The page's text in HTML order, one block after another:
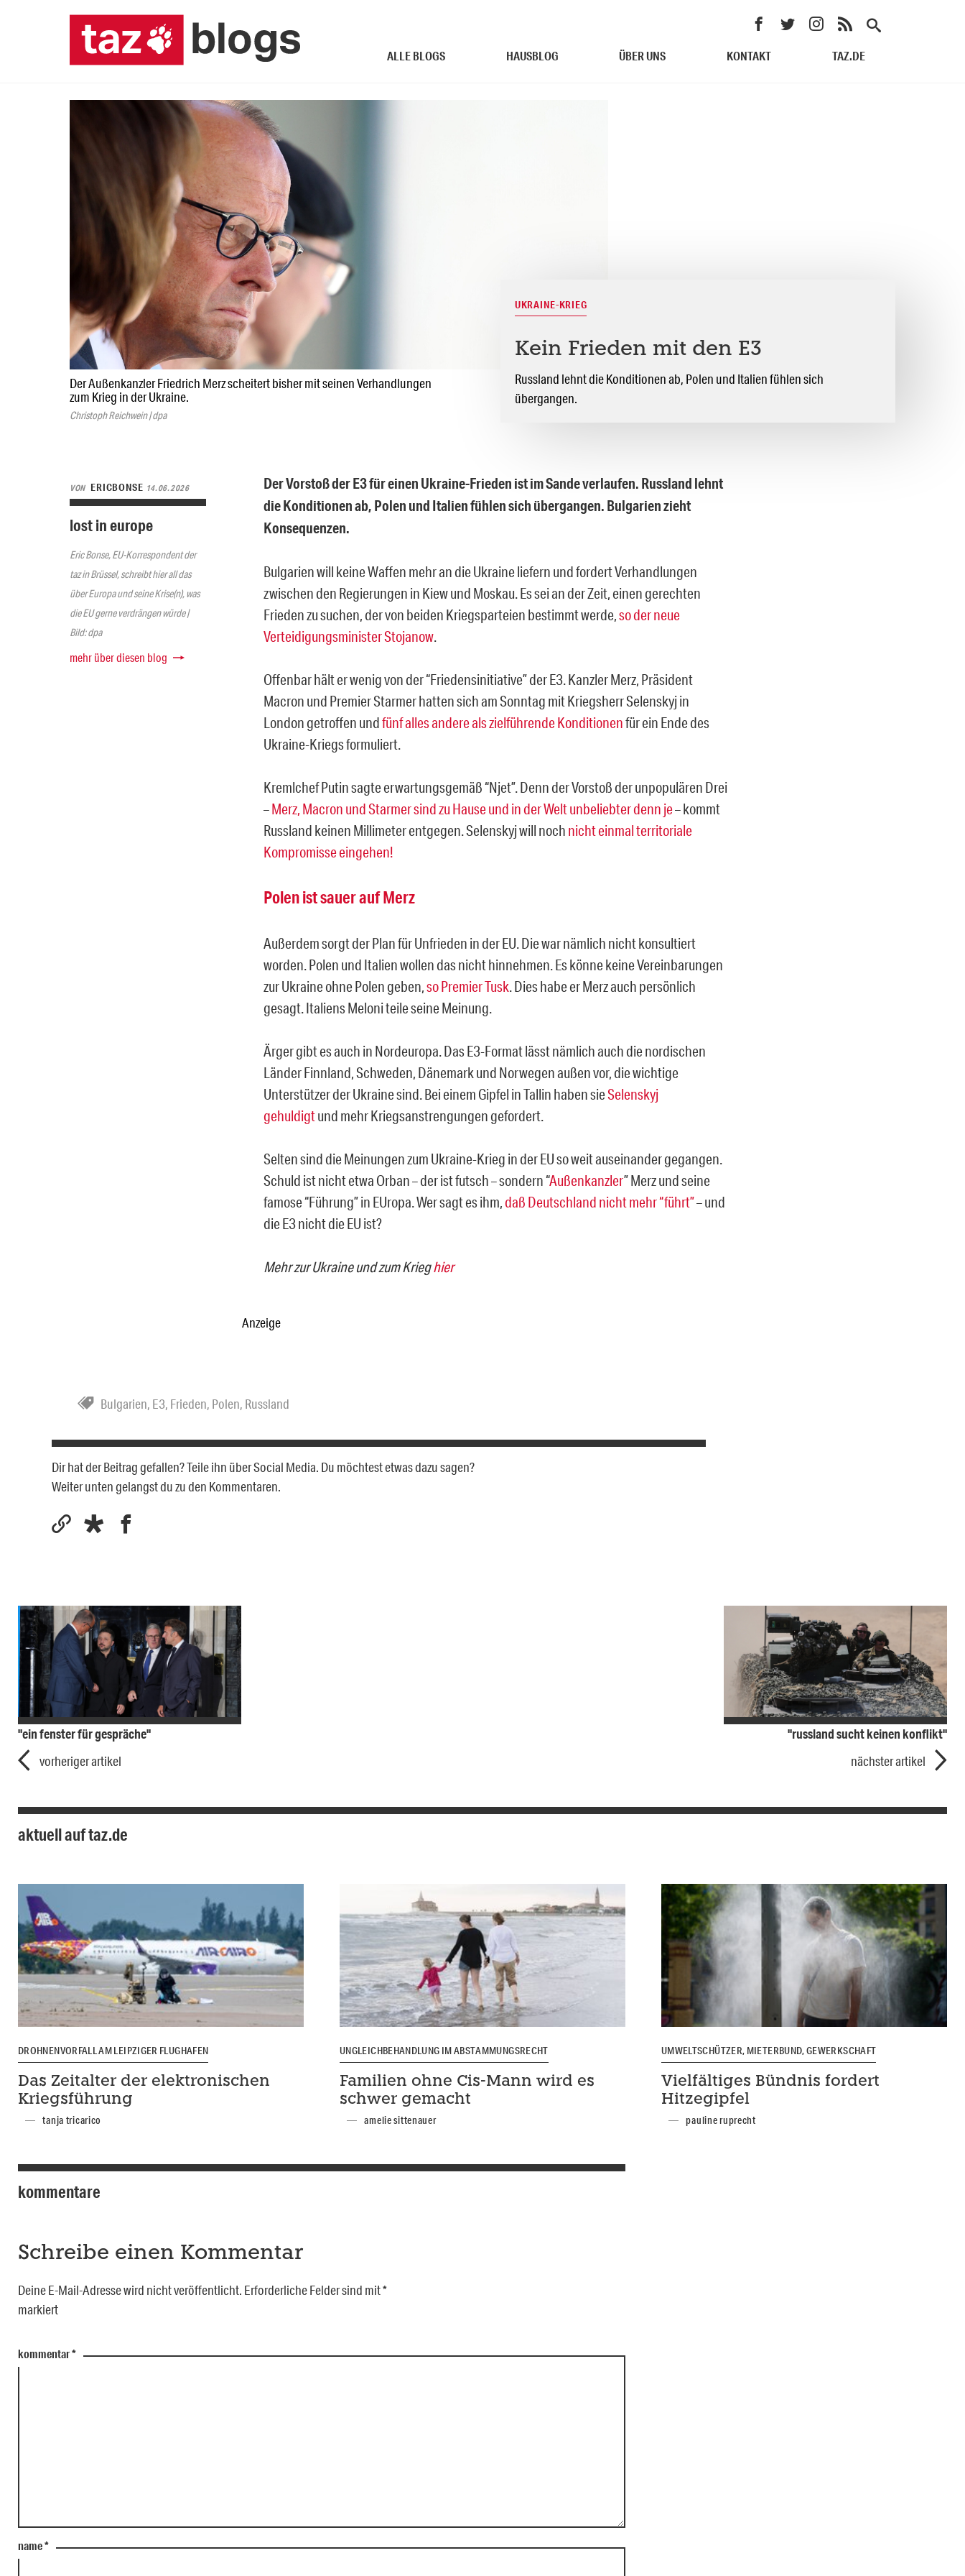
ALLE BLOGS HAUSBLOG ÜBER UNS KONTAKT TAZ.DE
Der Außenkanzler Friedrich Merz scheitert bisher mit seinen Verhandlungen
zum Krieg in der Ukraine.
Christoph Reichwein | dpa
UKRAINE-KRIEG
Kein Frieden mit den E3
Russland lehnt die Konditionen ab, Polen und Italien fühlen sich
übergangen.
VON ERICBONSE 14.06.2026
lost in europe
Eric Bonse, EU-Korrespondent der
taz in Brüssel, schreibt hier all das
über Europa und seine Krise(n), was
die EU gerne verdrängen würde |
Bild: dpa
mehr über diesen blog
Der Vorstoß der E3 für einen Ukraine-Frieden ist im Sande verlaufen. Russland lehnt
die Konditionen ab, Polen und Italien fühlen sich übergangen. Bulgarien zieht
Konsequenzen.
Bulgarien will keine Waffen mehr an die Ukraine liefern und fordert Verhandlungen
zwischen den Regierungen in Kiew und Moskau. Es sei an der Zeit, einen gerechten
Frieden ​zu suchen, der von beiden Kriegsparteien bestimmt werde,so der neue
Verteidigungsminister Stojanow.
Offenbar hält er wenig von der “Friedensinitiative” der E3. Kanzler Merz, Präsident
Macron und Premier Starmer hatten sich am Sonntag mit Kriegsherr Selenskyj in
London getroffen undfünf alles andere als zielführende Konditionenfür ein Ende des
Ukraine-Kriegs formuliert.
Kremlchef Putin sagte erwartungsgemäß “Njet”. Denn der Vorstoß der unpopulären Drei
–Merz, Macron und Starmer sind zu Hause und in der Welt unbeliebter denn je– kommt
Russland keinen Millimeter entgegen. Selenskyj will noch nicht einmal territoriale
Kompromisse eingehen!
Polen ist sauer auf Merz
Außerdem sorgt der Plan für Unfrieden in der EU. Die war nämlich nicht konsultiert
worden. Polen und Italien wollen das nicht hinnehmen. Es könne keine Vereinbarungen
zur Ukraine ohne Polen geben,so Premier Tusk. Dies habe er Merz auch persönlich
gesagt. Italiens Meloni teile seine Meinung.
Ärger gibt es auch in Nordeuropa. Das E3-Format lässt nämlich auch die nordischen
Länder Finnland, Schweden, Dänemark und Norwegen außen vor, die wichtige
Unterstützer der Ukraine sind. Bei einem Gipfel in Tallin haben sieSelenskyj
gehuldigtund mehr Kriegsanstrengungen gefordert.
Selten sind die Meinungen zum Ukraine-Krieg in der EU so weit auseinander gegangen.
Schuld ist nicht etwa Orban – der ist futsch – sondern “Außenkanzler” Merz und seine
famose “Führung” in EUropa. Wer sagt es ihm,daß Deutschland nicht mehr “führt”– und
die E3 nicht die EU ist?
Mehr zur Ukraine und zum Krieghier
Anzeige
Bulgarien, E3, Frieden, Polen, Russland
Dir hat der Beitrag gefallen? Teile ihn über Social Media. Du möchtest etwas dazu sagen?
Weiter unten gelangst du zu den Kommentaren.
"ein fenster für gespräche"
vorheriger artikel
"russland sucht keinen konflikt"
nächster artikel
aktuell auf taz.de
DROHNENVORFALL AM LEIPZIGER FLUGHAFEN
Das Zeitalter der elektronischen
Kriegsführung
tanja tricarico
UNGLEICHBEHANDLUNG IM ABSTAMMUNGSRECHT
Familien ohne Cis-Mann wird es
schwer gemacht
amelie sittenauer
UMWELTSCHÜTZER, MIETERBUND, GEWERKSCHAFT
Vielfältiges Bündnis fordert
Hitzegipfel
pauline ruprecht
kommentare
Schreibe einen Kommentar
Deine E-Mail-Adresse wird nicht veröffentlicht. Erforderliche Felder sind mit*
markiert
kommentar*
name*